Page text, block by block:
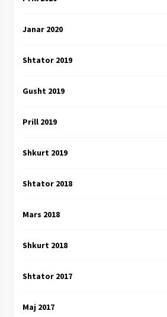
Janar 2020
Shtator 2019
Gusht 2019
Prill 2019
Shkurt 2019
Shtator 2018
Mars 2018
Shkurt 2018
Shtator 2017
Maj 2017